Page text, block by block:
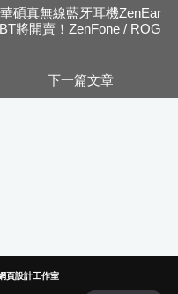
華碩真無線藍牙耳機ZenEar
BT將開賣！ZenFone / ROG
下一篇文章
頁設計工作室